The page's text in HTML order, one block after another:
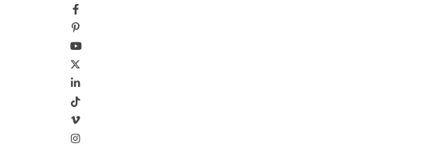
SPOTURI INCASTRATE
SPOTURI PE SINA & ACCESORII
SPOTURI APLICATE SI SUSPENSII
LAMPI EMERGENTA
BANDA LED & ACCESORII
■ ILUMINAT DECORATIV